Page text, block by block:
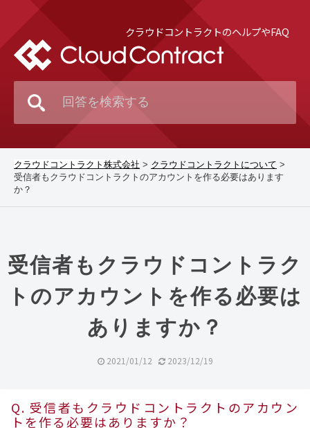
クラウドコントラクトのヘルプやFAQ
クラウドコントラクト株式会社 > クラウドコントラクトについて >
受信者もクラウドコントラクトのアカウントを作る必要はあります
か？
受信者もクラウドコントラク
トのアカウントを作る必要は
ありますか？
2021/01/12 2023/12/19
受信者もクラウドコントラクトのアカウン
トを作る必要はありますか？